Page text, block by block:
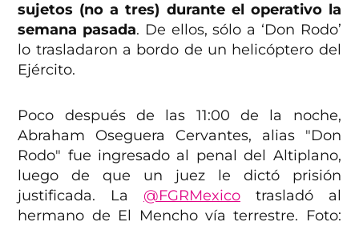
sujetos (no a tres) durante el operativo la
semana pasada. De ellos, sólo a ‘Don Rodo’
lo trasladaron a bordo de un helicóptero del
Ejército.
Poco después de las 11:00 de la noche,
Abraham Oseguera Cervantes, alias "Don
Rodo" fue ingresado al penal del Altiplano,
luego de que un juez le dictó prisión
justificada. La @FGRMexico trasladó al
hermano de El Mencho vía terrestre. Foto: